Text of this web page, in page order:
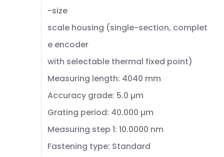
-size
scale housing (single-section, complet
e encoder
with selectable thermal fixed point)
Measuring length: 4040 mm
Accuracy grade: 5.0 µm
Grating period: 40.000 µm
Measuring step 1: 10.0000 nm
Fastening type: Standard